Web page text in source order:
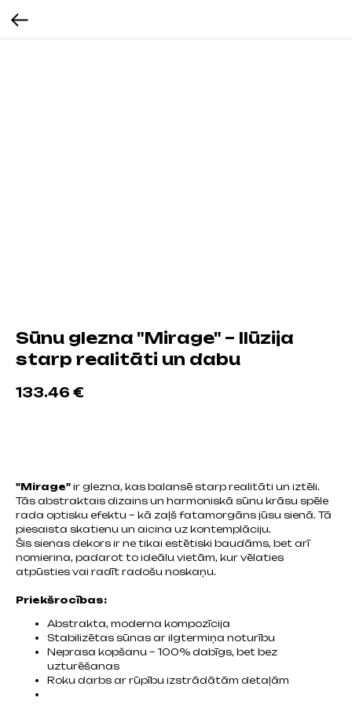
Sūnu glezna "Mirage" – Ilūzija
starp realitāti un dabu
133.46 €
"Mirage" ir glezna, kas balansē starp realitāti un iztēli.
Tās abstraktais dizains un harmoniskā sūnu krāsu spēle
rada optisku efektu – kā zaļš fatamorgāns jūsu sienā. Tā
piesaista skatienu un aicina uz kontemplāciju.
Šis sienas dekors ir ne tikai estētiski baudāms, bet arī
nomierina, padarot to ideālu vietām, kur vēlaties
atpūsties vai radīt radošu noskaņu.
Priekšrocības:
Abstrakta, moderna kompozīcija
Stabilizētas sūnas ar ilgtermiņa noturību
Neprasa kopšanu – 100% dabīgs, bet bez
uzturēšanas
Roku darbs ar rūpību izstrādātām detaļām